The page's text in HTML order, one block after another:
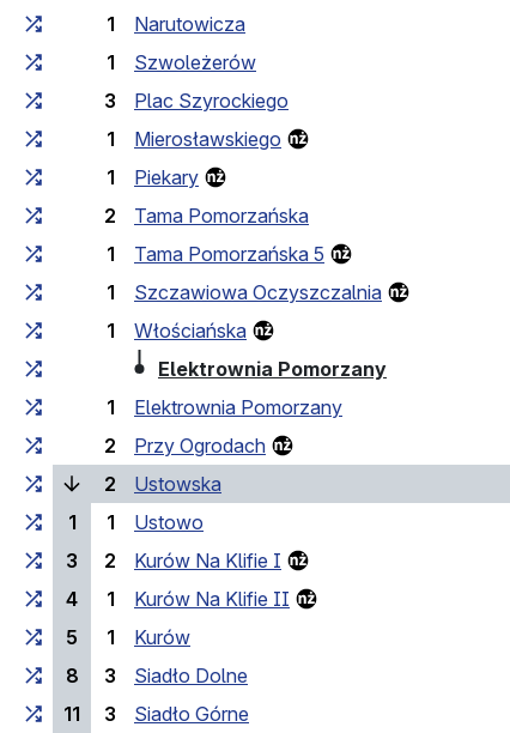
1
Narutowicza
1
Szwoleżerów
3
Plac Szyrockiego
1
Mierosławskiego
1
Piekary
2
Tama Pomorzańska
1
Tama Pomorzańska 5
1
Szczawiowa Oczyszczalnia
1
Włościańska
Elektrownia Pomorzany
1
Elektrownia Pomorzany
2
Przy Ogrodach
2
Ustowska
1
1
Ustowo
3
2
Kurów Na Klifie I
4
1
Kurów Na Klifie II
5
1
Kurów
8
3
Siadło Dolne
11
3
Siadło Górne